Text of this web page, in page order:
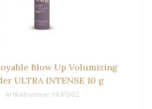
Blow Up Volumizing
ULTRA INTENSE 10 g
Artikelnummer: HUPO02